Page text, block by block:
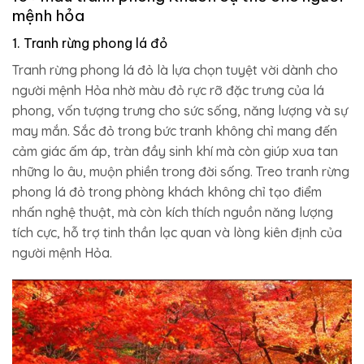
6.836.500₫.
mệnh hỏa
1. Tranh rừng phong lá đỏ
Tranh rừng phong lá đỏ là lựa chọn tuyệt vời dành cho
người mệnh Hỏa nhờ màu đỏ rực rỡ đặc trưng của lá
phong, vốn tượng trưng cho sức sống, năng lượng và sự
may mắn. Sắc đỏ trong bức tranh không chỉ mang đến
cảm giác ấm áp, tràn đầy sinh khí mà còn giúp xua tan
những lo âu, muộn phiền trong đời sống. Treo tranh rừng
phong lá đỏ trong phòng khách không chỉ tạo điểm
nhấn nghệ thuật, mà còn kích thích nguồn năng lượng
tích cực, hỗ trợ tinh thần lạc quan và lòng kiên định của
người mệnh Hỏa.